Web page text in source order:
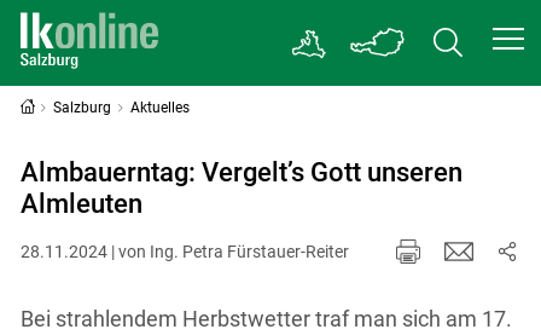
Salzburg Aktuelles
Almbauerntag: Vergelt’s Gott unseren
Almleuten
28.11.2024 | von Ing. Petra Fürstauer-Reiter
Bei strahlendem Herbstwetter traf man sich am 17.